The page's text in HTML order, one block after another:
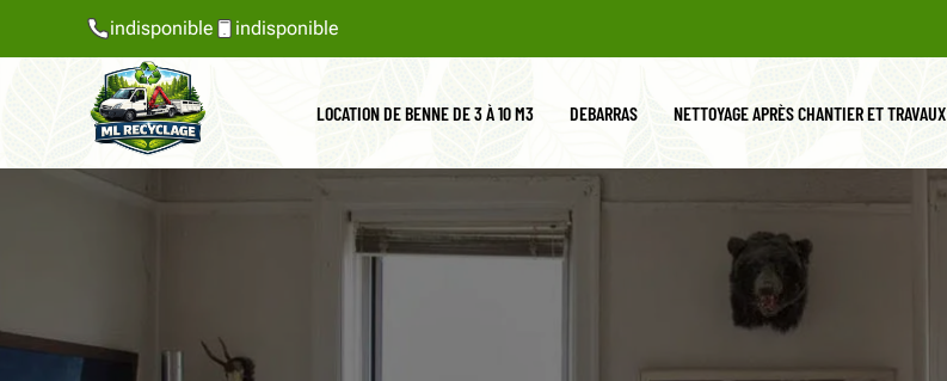
indisponible indisponible
LOCATION DE BENNE DE 3 À 10 M3 DEBARRAS NETTOYAGE APRÈS CHANTIER ET TRAVAUX